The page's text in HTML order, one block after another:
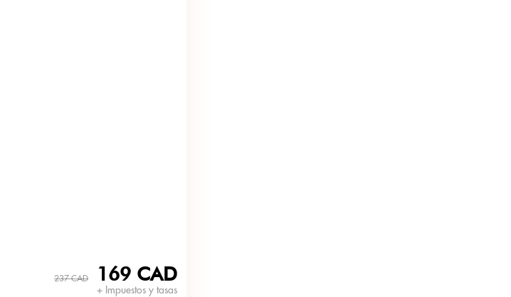
237 CAD 169 CAD
+ Impuestos y tasas